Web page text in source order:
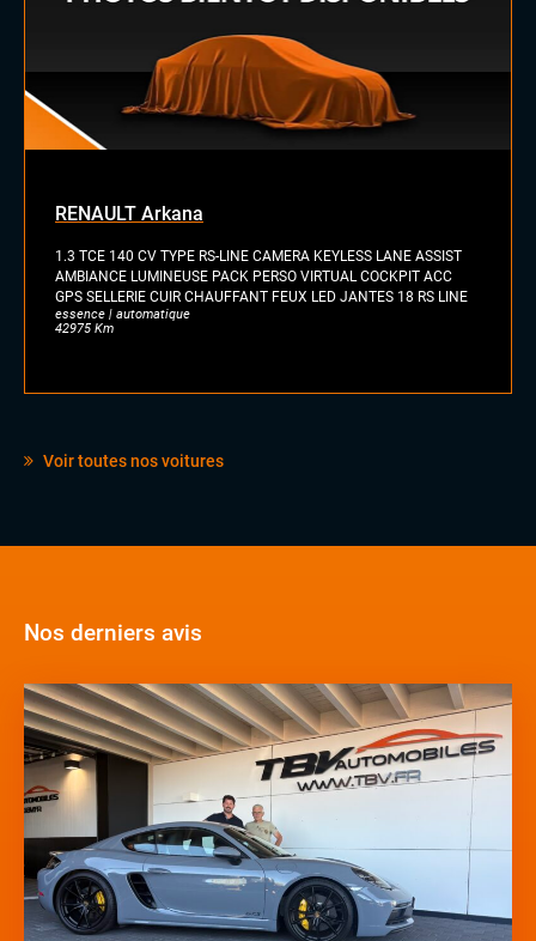
RENAULT Arkana
1.3 TCE 140 CV TYPE RS-LINE CAMERA KEYLESS LANE ASSIST
AMBIANCE LUMINEUSE PACK PERSO VIRTUAL COCKPIT ACC
GPS SELLERIE CUIR CHAUFFANT FEUX LED JANTES 18 RS LINE
essence | automatique
42975 Km
Voir toutes nos voitures
Nos derniers avis